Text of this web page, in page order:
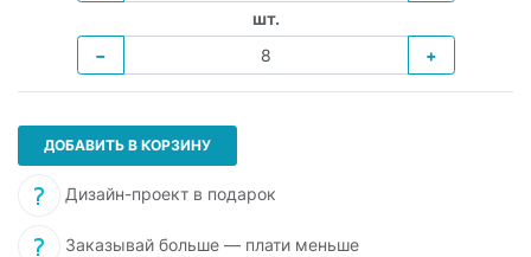
шт.
−
+
ДОБАВИТЬ В КОРЗИНУ
Дизайн-проект в подарок
Заказывай больше — плати меньше